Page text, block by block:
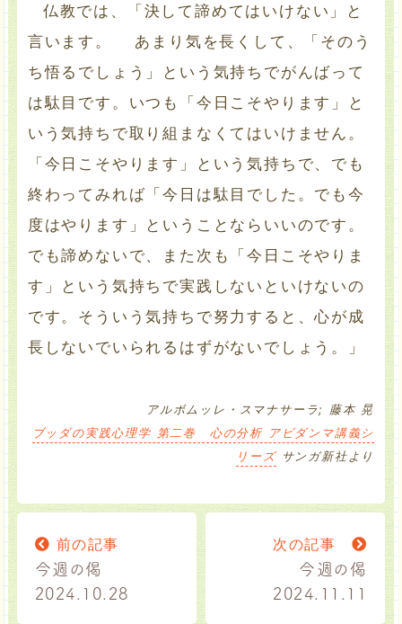
仏教では、「決して諦めてはいけない」と
言います。 あまり気を長くして、「そのう
ち悟るでしょう」という気持ちでがんばって
は駄目です。いつも「今日こそやります」と
いう気持ちで取り組まなくてはいけません。
「今日こそやります」という気持ちで、でも
終わってみれば「今日は駄目でした。でも今
度はやります」ということならいいのです。
でも諦めないで、また次も「今日こそやりま
す」という気持ちで実践しないといけないの
です。そういう気持ちで努力すると、心が成
長しないでいられるはずがないでしょう。」
アルボムッレ・スマナサーラ; 藤本 晃
ブッダの実践心理学 第二巻 心の分析 アビダンマ講義シ
リーズサンガ新社より
前の記事
今週の偈
2024.10.28
次の記事
今週の偈
2024.11.11